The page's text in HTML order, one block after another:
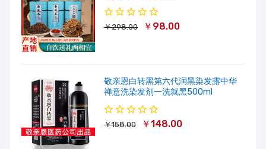
￥298.00 ￥98.00
敬亲恩白转黑第六代润黑染发露中华
禅意洗染发剂一洗就黑500ml
￥158.00 ￥148.00